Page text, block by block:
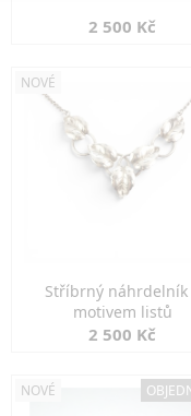
2 500 Kč
NOVÉ
Stříbrný náhrdelník
motivem listů
2 500 Kč
NOVÉ